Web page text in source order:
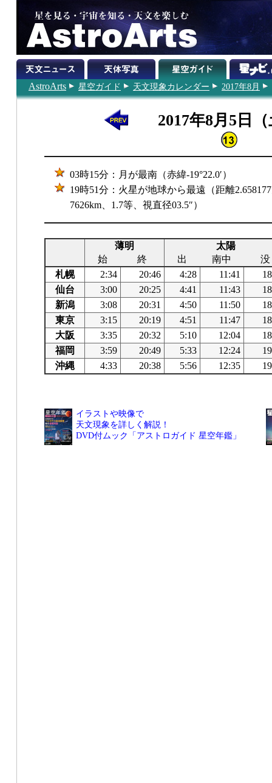
AstroArts 星空ガイド 天文現象カレンダー 2017年8月
2017年8月5日
03時15分：月が最南（赤緯-19°22.0′）
19時51分：火星が地球から最遠（距離
7626km、1.7等、視直径03.5″）
薄明
太陽
始
終 出 南中
没
札幌
2:34 20:46 4:28 11:41
仙台
3:00 20:25 4:41 11:43
新潟
3:08 20:31 4:50 11:50
東京
3:15 20:19 4:51 11:47
大阪
3:35 20:32 5:10 12:04
福岡
3:59 20:49 5:33 12:24
沖縄
4:33 20:38 5:56 12:35
イラストや映像で
天文現象を詳しく解説！
DVD付ムック「アストロガイド 星空年鑑」